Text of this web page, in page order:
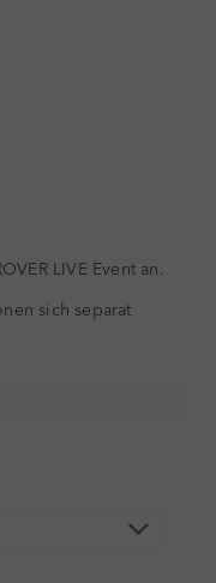
LIVE Event an.
sich separat